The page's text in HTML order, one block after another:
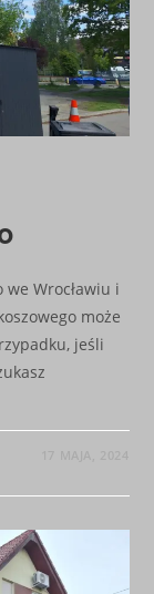
Wrocławiu i
może
jeśli